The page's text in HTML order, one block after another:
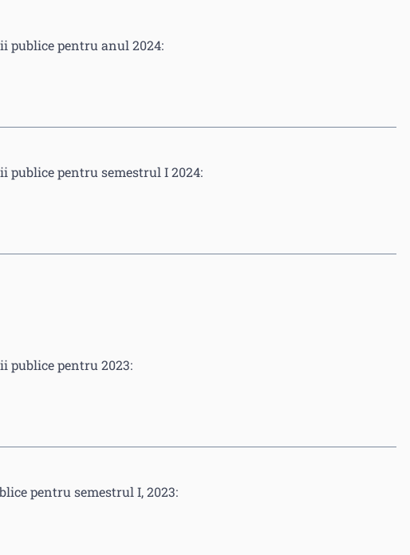
publice pentru anul 2024:
pentru semestrul I 2024:
publice pentru 2023:
pentru semestrul I, 2023: